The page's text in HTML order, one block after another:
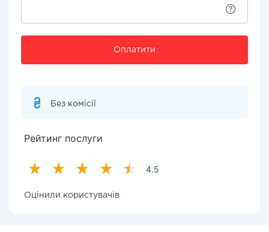
Оплатити
Без комісії
Рейтинг послуги
4.5
Оцінили користувачів